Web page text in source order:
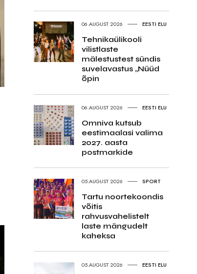
06.AUGUST 2026 EESTI ELU
Tehnikaülikooli
vilistlaste
mälestustest sündis
suvelavastus „Nüüd
õpin
06.AUGUST 2026 EESTI ELU
Omniva kutsub
eestimaalasi valima
2027. aasta
postmarkide
05.AUGUST 2026 SPORT
Tartu noortekoondis
võitis
rahvusvahelistelt
laste mängudelt
kaheksa
05.AUGUST 2026 EESTI ELU